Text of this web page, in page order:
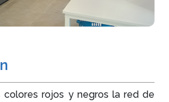
colores rojos y negros la red de